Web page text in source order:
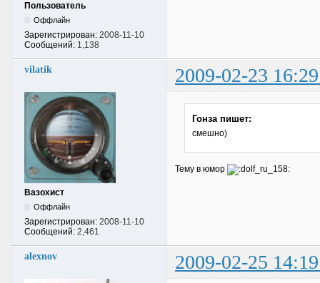
Пользователь
Оффлайн
Зарегистрирован: 2008-11-10
Сообщений: 1,138
vilatik 2009-02-23
Вазохист
Оффлайн
Зарегистрирован: 2008-11-10
Сообщений: 2,461
Гонза пишет:
смешно)
Тему в юмор
alexnov 2009-02-25